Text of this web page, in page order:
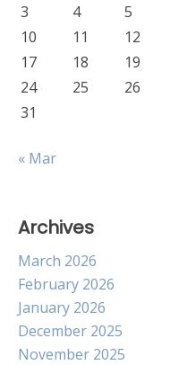
3
4 5
10
11 12
17
18 19
24
25 26
31
« Mar
Archives
March 2026
February 2026
January 2026
December 2025
November 2025